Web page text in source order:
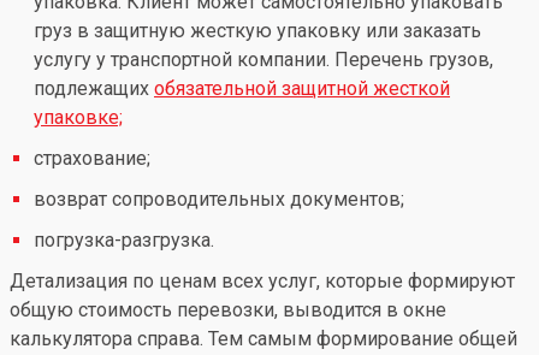
груз в защитную жесткую упаковку или заказать
услугу у транспортной компании. Перечень грузов,
подлежащих обязательной защитной жесткой
упаковке;
страхование;
возврат сопроводительных документов;
погрузка-разгрузка.
Детализация по ценам всех услуг, которые формируют
общую стоимость перевозки, выводится в окне
калькулятора справа. Тем самым формирование общей